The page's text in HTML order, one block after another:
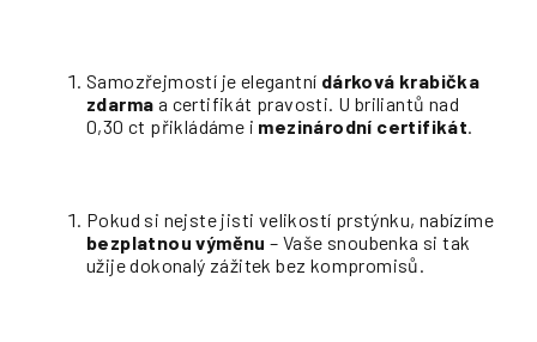
Samozřejmostí je elegantní dárková krabička
zdarma a certifikát pravosti. U briliantů nad
0,30 ct přikládáme i mezinárodní certifikát.
Pokud si nejste jisti velikostí prstýnku, nabízíme
bezplatnou výměnu – Vaše snoubenka si tak
užije dokonalý zážitek bez kompromisů.